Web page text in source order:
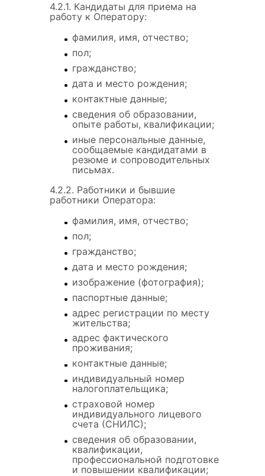
4.2.1. Кандидаты для приема на
работу к Оператору:
фамилия, имя, отчество;
пол;
гражданство;
дата и место рождения;
контактные данные;
сведения об образовании,
опыте работы, квалификации;
иные персональные данные,
сообщаемые кандидатами в
резюме и сопроводительных
письмах.
4.2.2. Работники и бывшие
работники Оператора:
фамилия, имя, отчество;
пол;
гражданство;
дата и место рождения;
изображение (фотография);
паспортные данные;
адрес регистрации по месту
жительства;
адрес фактического
проживания;
контактные данные;
индивидуальный номер
налогоплательщика;
страховой номер
индивидуального лицевого
счета (СНИЛС);
сведения об образовании,
квалификации,
профессиональной подготовке
и повышении квалификации;